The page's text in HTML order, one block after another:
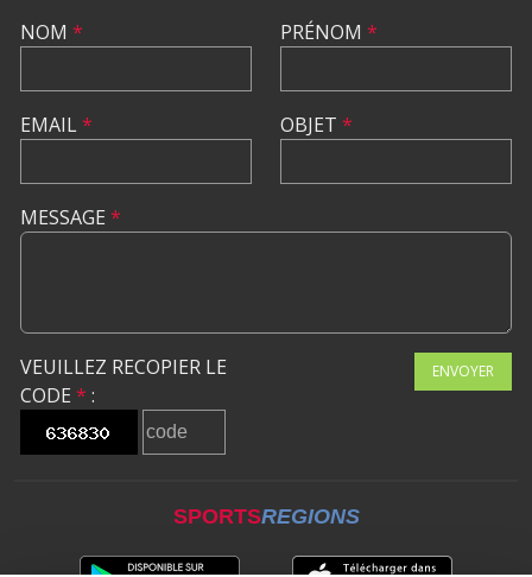
NOM *
EMAIL*
PRÉNOM *
OBJET *
MESSAGE *
VEUILLEZ RECOPIER LE
CODE * :
ENVOYER
SPORTSREGIONS